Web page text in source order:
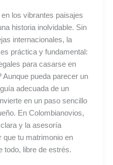
los vibrantes paisajes
historia inolvidable. Sin
internacionales, la
práctica y fundamental:
para casarse en
pueda parecer un
adecuada de un
en un paso sencillo
En Colombianovios,
y la asesoría
que tu matrimonio en
todo, libre de estrés.